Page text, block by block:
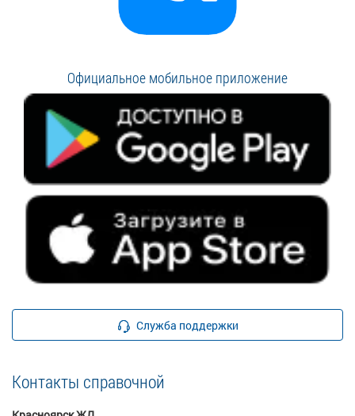
Официальное мобильное приложение
Служба поддержки
Контакты справочной